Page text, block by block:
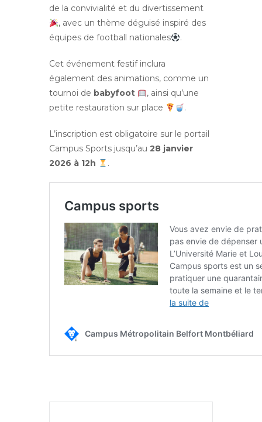
de la convivialité et du divertissement
, avec un thème déguisé inspiré des
équipes de football nationales
.
Cet événement festif inclura
également des animations, comme un
tournoi de babyfoot
, ainsi qu’une
petite restauration sur place
.
L’inscription est obligatoire sur le portail
Campus Sports jusqu’au 28 janvier
2026 à 12h
.